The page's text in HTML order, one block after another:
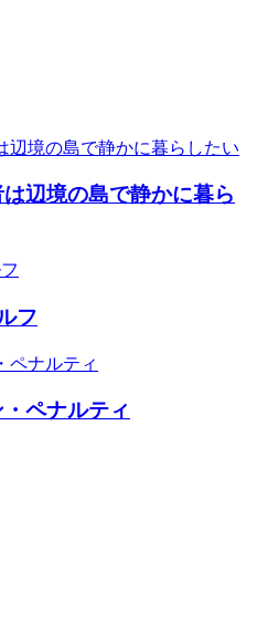
辺境の島で静かに暮ら
フ
ペナルティ